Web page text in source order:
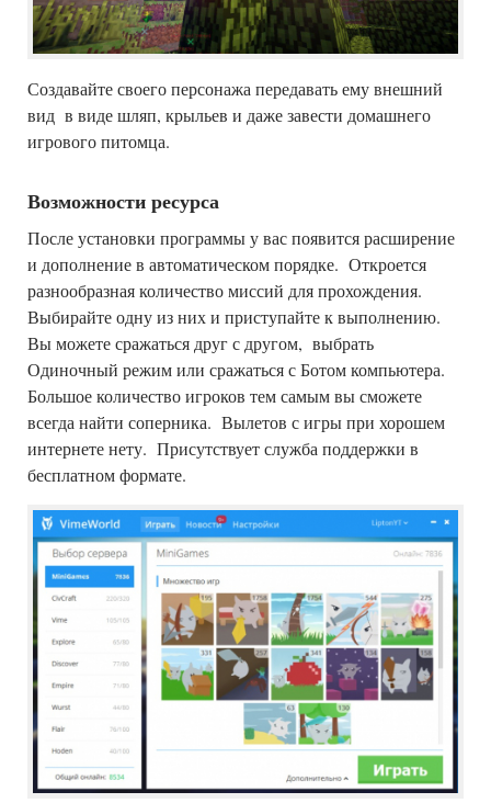
Создавайте своего персонажа передавать ему внешний
вид в виде шляп, крыльев и даже завести домашнего
игрового питомца.
Возможности ресурса
После установки программы у вас появится расширение
и дополнение в автоматическом порядке. Откроется
разнообразная количество миссий для прохождения.
Выбирайте одну из них и приступайте к выполнению.
Вы можете сражаться друг с другом, выбрать
Одиночный режим или сражаться с Ботом компьютера.
Большое количество игроков тем самым вы сможете
всегда найти соперника. Вылетов с игры при хорошем
интернете нету. Присутствует служба поддержки в
бесплатном формате.